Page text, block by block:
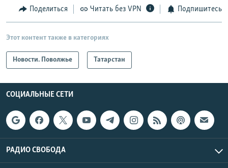
Поделиться Читать без VPN Подпишитесь
Этот контент также в категориях
Новости. Поволжье Татарстан
СОЦИАЛЬНЫЕ СЕТИ
РАДИО СВОБОДА